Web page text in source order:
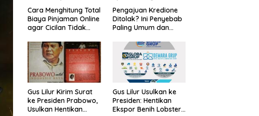
Cara Menghitung Total
Biaya Pinjaman Online
agar Cicilan Tidak
Pengajuan Kredione
Ditolak? Ini Penyebab
Paling Umum dan
Gus Lilur Kirim Surat
ke Presiden Prabowo,
Usulkan Hentikan
Gus Lilur Usulkan ke
Presiden: Hentikan
Ekspor Benih Lobster,